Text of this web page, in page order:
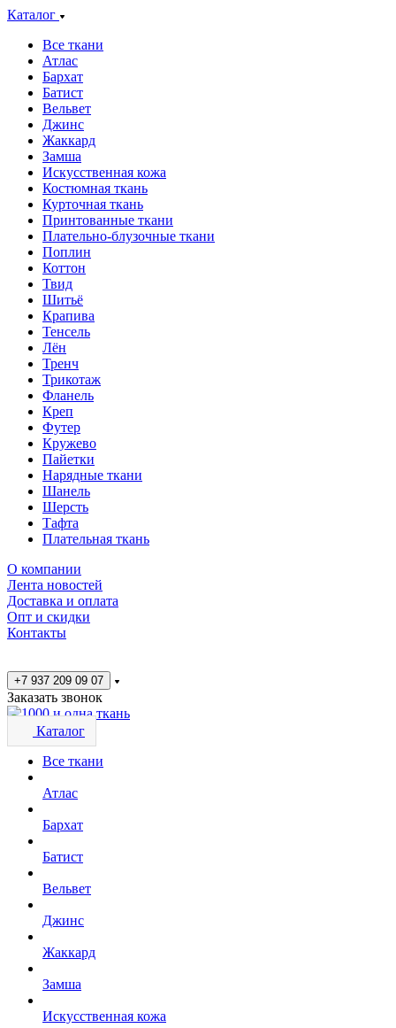
Каталог
Все ткани
Атлас
Бархат
Батист
Вельвет
Джинс
Жаккард
Замша
Искусственная кожа
Костюмная ткань
Курточная ткань
Принтованные ткани
Плательно-блузочные ткани
Поплин
Коттон
Твид
Шитьё
Крапива
Тенсель
Лён
Тренч
Трикотаж
Фланель
Креп
Футер
Кружево
Пайетки
Нарядные ткани
Шанель
Шерсть
Тафта
Плательная ткань
О компании
Лента новостей
Доставка и оплата
Опт и скидки
Контакты
+7 937 209 09 07
Заказать звонок
Каталог
Все ткани
Атлас
Бархат
Батист
Вельвет
Джинс
Жаккард
Замша
Искусственная кожа